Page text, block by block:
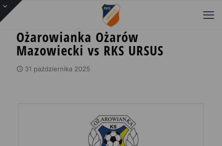
Ożarowianka Ożarów
Mazowiecki vs RKS URSUS
31 października 2025